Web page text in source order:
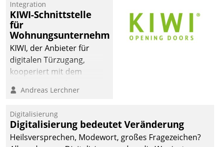
Integration
KIWI-Schnittstelle
für
Wohnungsunternehmen
KIWI, der Anbieter für
digitalen Türzugang,
kooperiert mit dem
Softwareentwicklungshaus
Andreas Lerchner
Digitalisierung
Digitalisierung bedeutet Veränderung
Heilsversprechen, Modewort, großes Fragezeichen?